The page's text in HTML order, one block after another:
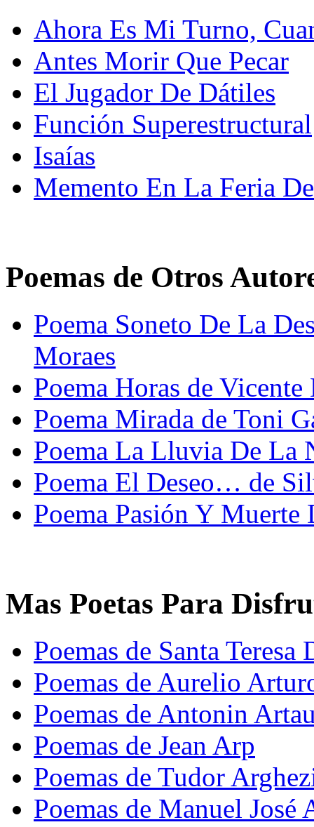
Ahora Es Mi Turno,
Antes Morir Que Pecar
El Jugador De Dátiles
Función Superestructural
Isaías
Memento En La Feria
Poemas de Otros
Poema Soneto De La
Moraes
Poema Horas de
Poema Mirada de Toni
Poema La Lluvia De La
Poema El Deseo… de
Poema Pasión Y Muerte
Mas Poetas Para
Poemas de Santa
Poemas de Aurelio
Poemas de Antonin
Poemas de Jean Arp
Poemas de Tudor
Poemas de Manuel José